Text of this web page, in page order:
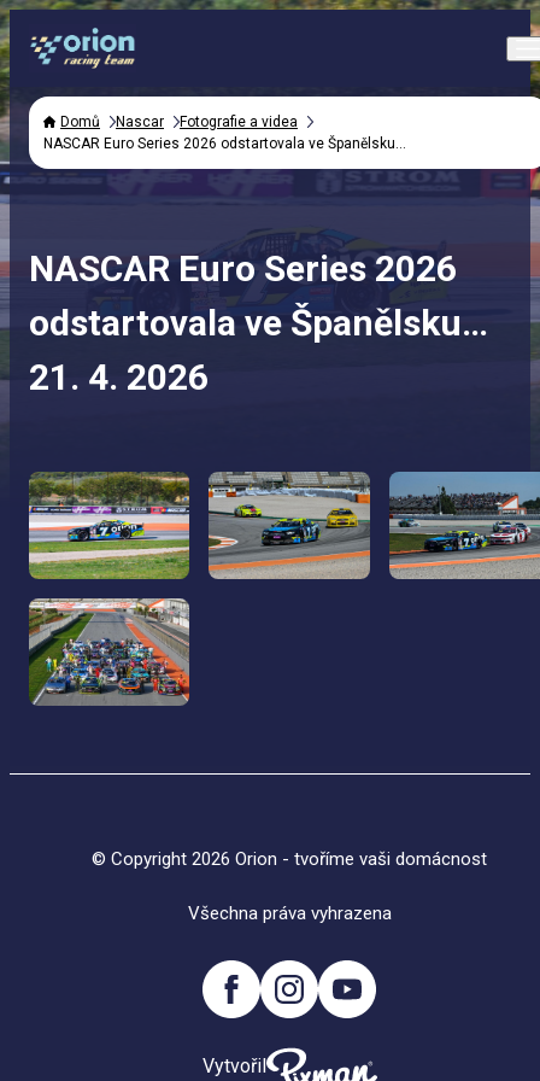
Domů Nascar
Fotografie a videa
NASCAR Euro Series 2026 odstartovala ve Španělsku…
NASCAR Euro Series 2026
odstartovala ve Španělsku…
21. 4. 2026
© Copyright 2026 Orion - tvoříme vaši domácnost
Všechna práva vyhrazena
Vytvořil